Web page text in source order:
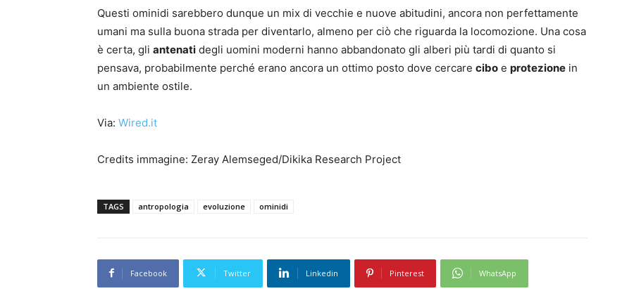
Questi ominidi sarebbero dunque un mix di vecchie e nuove abitudini, ancora non perfettamente
umani ma sulla buona strada per diventarlo, almeno per ciò che riguarda la locomozione. Una cosa
è certa, gli antenati degli uomini moderni hanno abbandonato gli alberi più tardi di quanto si
pensava, probabilmente perché erano ancora un ottimo posto dove cercare cibo e protezione in
un ambiente ostile.
Via: Wired.it
Credits immagine: Zeray Alemseged/Dikika Research Project
TAGS antropologia evoluzione ominidi
Facebook Twitter Linkedin Pinterest WhatsApp